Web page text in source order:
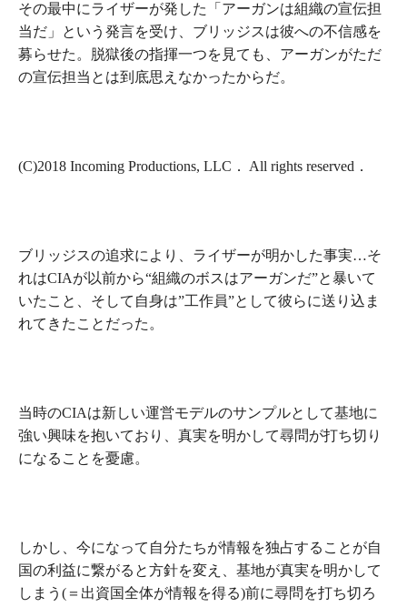
その最中にライザーが発した「アーガンは組織の宣伝担
当だ」という発言を受け、ブリッジスは彼への不信感を
募らせた。脱獄後の指揮一つを見ても、アーガンがただ
の宣伝担当とは到底思えなかったからだ。
(C)2018 Incoming Productions, LLC． All rights reserved．
ブリッジスの追求により、ライザーが明かした事実…そ
れはCIAが以前から“組織のボスはアーガンだ”と暴いて
いたこと、そして自身は”工作員”として彼らに送り込ま
れてきたことだった。
当時のCIAは新しい運営モデルのサンプルとして基地に
強い興味を抱いており、真実を明かして尋問が打ち切り
になることを憂慮。
しかし、今になって自分たちが情報を独占することが自
国の利益に繋がると方針を変え、基地が真実を明かして
しまう(＝出資国全体が情報を得る)前に尋問を打ち切ろ